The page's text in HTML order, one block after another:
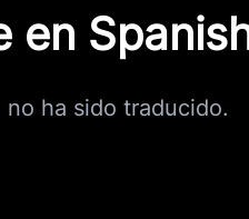
en
ha sido traducido.